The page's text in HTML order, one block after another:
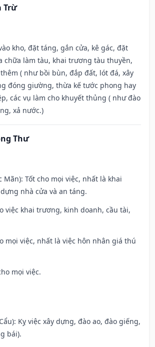
Trừ
kho, đặt táng, gắn cửa, kê gác, đặt
chữa làm tàu, khai trương tàu thuyền,
( như bồi bùn, đắp đất, lót đá, xây
đóng giường, thừa kế tước phong hay
các vụ làm cho khuyết thủng ( như đào
xả nước.)
Thư
Mãn): Tốt cho mọi việc, nhất là khai
nhà cửa và an táng.
việc khai trương, kinh doanh, cầu tài,
mọi việc, nhất là việc hôn nhân giá thú
mọi việc.
Kỵ việc xây dựng, đào ao, đào giếng,
bái).